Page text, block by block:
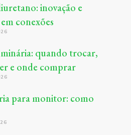
inovação e
conexões
quando trocar,
e onde comprar
para monitor: como